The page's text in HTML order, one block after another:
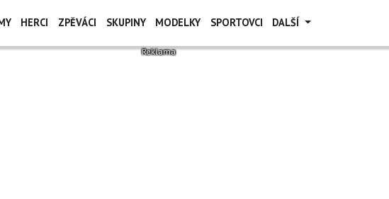
HERCI ZPĚVÁCI SKUPINY MODELKY SPORTOVCI DALŠÍ